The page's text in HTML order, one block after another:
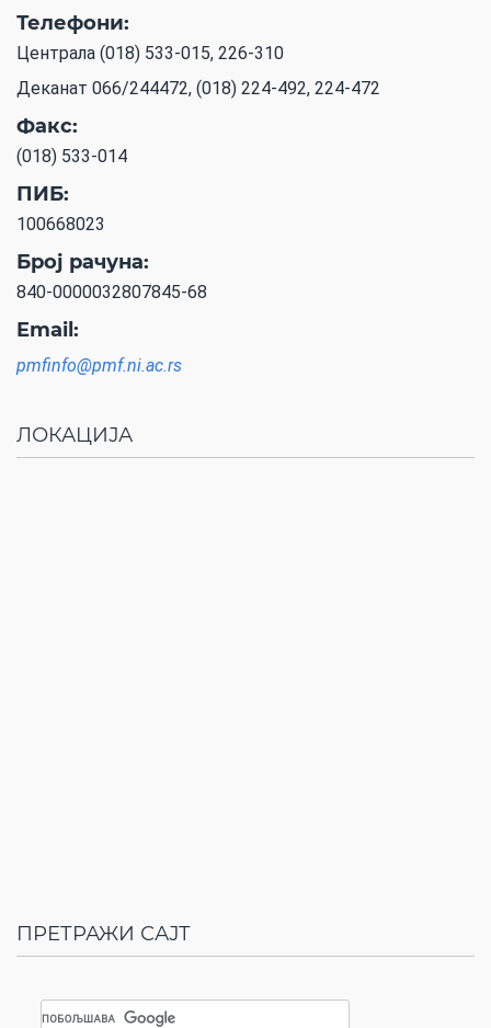
Телефони:
Централа (018) 533-015, 226-310
Деканат 066/244472, (018) 224-492, 224-472
Факс:
(018) 533-014
ПИБ:
100668023
Број рачуна:
840-0000032807845-68
Email:
pmfinfo@pmf.ni.ac.rs
ЛОКАЦИЈА
ПРЕТРАЖИ САЈТ